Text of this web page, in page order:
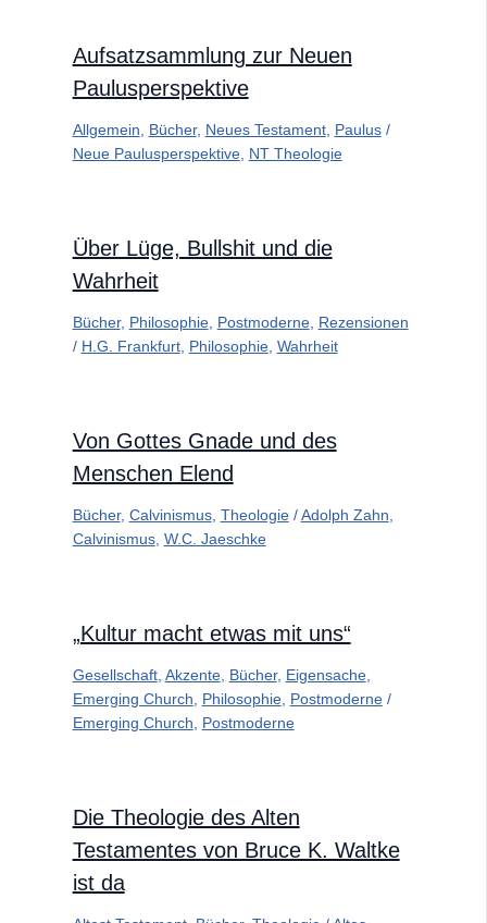
Aufsatzsammlung zur Neuen
Paulusperspektive
Allgemein, Bücher, Neues Testament, Paulus/
Neue Paulusperspektive, NT Theologie
Über Lüge, Bullshit und die
Wahrheit
Bücher, Philosophie, Postmoderne, Rezensionen
/ H.G. Frankfurt, Philosophie, Wahrheit
Von Gottes Gnade und des
Menschen Elend
Bücher, Calvinismus, Theologie/Adolph Zahn,
Calvinismus, W.C. Jaeschke
„Kultur macht etwas mit uns“
Gesellschaft, Akzente, Bücher, Eigensache,
Emerging Church, Philosophie, Postmoderne/
Emerging Church, Postmoderne
Die Theologie des Alten
Testamentes von Bruce K. Waltke
ist da